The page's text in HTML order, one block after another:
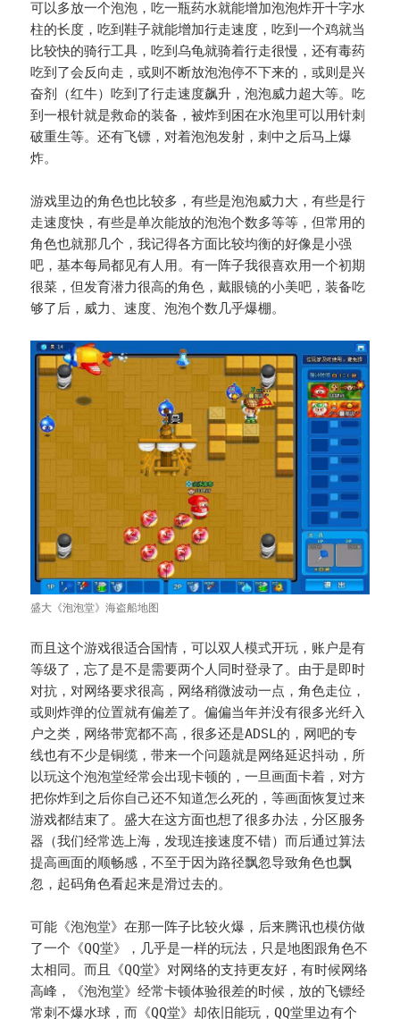
可以多放一个泡泡，吃一瓶药水就能增加泡泡炸开十字水
柱的长度，吃到鞋子就能增加行走速度，吃到一个鸡就当
比较快的骑行工具，吃到乌龟就骑着行走很慢，还有毒药
吃到了会反向走，或则不断放泡泡停不下来的，或则是兴
奋剂（红牛）吃到了行走速度飙升，泡泡威力超大等。吃
到一根针就是救命的装备，被炸到困在水泡里可以用针刺
破重生等。还有飞镖，对着泡泡发射，刺中之后马上爆
炸。
游戏里边的角色也比较多，有些是泡泡威力大，有些是行
走速度快，有些是单次能放的泡泡个数多等等，但常用的
角色也就那几个，我记得各方面比较均衡的好像是小强
吧，基本每局都见有人用。有一阵子我很喜欢用一个初期
很菜，但发育潜力很高的角色，戴眼镜的小美吧，装备吃
够了后，威力、速度、泡泡个数几乎爆棚。
盛大《泡泡堂》海盗船地图
而且这个游戏很适合国情，可以双人模式开玩，账户是有
等级了，忘了是不是需要两个人同时登录了。由于是即时
对抗，对网络要求很高，网络稍微波动一点，角色走位，
或则炸弹的位置就有偏差了。偏偏当年并没有很多光纤入
户之类，网络带宽都不高，很多还是ADSL的，网吧的专
线也有不少是铜缆，带来一个问题就是网络延迟抖动，所
以玩这个泡泡堂经常会出现卡顿的，一旦画面卡着，对方
把你炸到之后你自己还不知道怎么死的，等画面恢复过来
游戏都结束了。盛大在这方面也想了很多办法，分区服务
器（我们经常选上海，发现连接速度不错）而后通过算法
提高画面的顺畅感，不至于因为路径飘忽导致角色也飘
忽，起码角色看起来是滑过去的。
可能《泡泡堂》在那一阵子比较火爆，后来腾讯也模仿做
了一个《QQ堂》，几乎是一样的玩法，只是地图跟角色不
太相同。而且《QQ堂》对网络的支持更友好，有时候网络
高峰，《泡泡堂》经常卡顿体验很差的时候，放的飞镖经
常刺不爆水球，而《QQ堂》却依旧能玩，QQ堂里边有个